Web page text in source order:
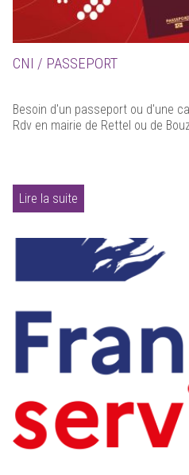
CNI / PASSEPORT
Besoin d'un passeport ou d'une
Rdv en mairie de Rettel ou de
Lire la suite